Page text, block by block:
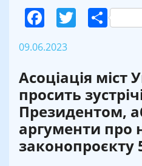
Facebook
Twitter
09.06.2023
Асоціація міст
просить
Президентом,
аргументи про
законопроєкту